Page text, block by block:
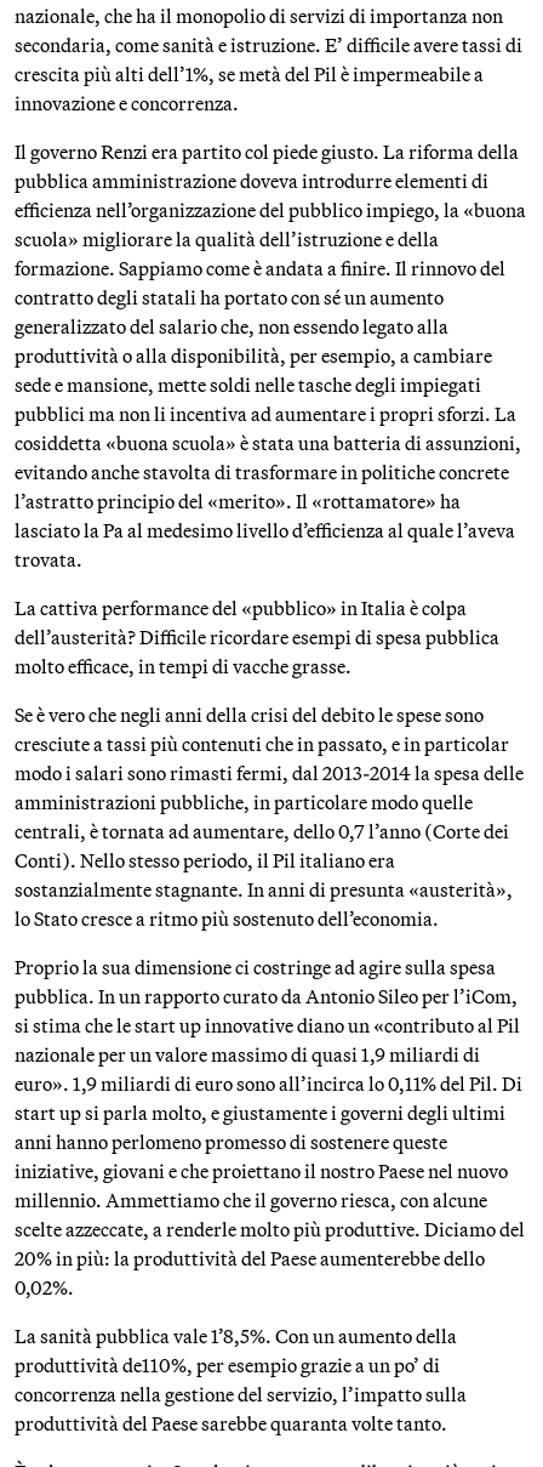
nazionale, che ha il monopolio di servizi di importanza non
secondaria, come sanità e istruzione. E’ difficile avere tassi di
crescita più alti dell’1%, se metà del Pil è impermeabile a
innovazione e concorrenza.
Il governo Renzi era partito col piede giusto. La riforma della
pubblica amministrazione doveva introdurre elementi di
efficienza nell’organizzazione del pubblico impiego, la «buona
scuola» migliorare la qualità dell’istruzione e della
formazione. Sappiamo come è andata a finire. Il rinnovo del
contratto degli statali ha portato con sé un aumento
generalizzato del salario che, non essendo legato alla
produttività o alla disponibilità, per esempio, a cambiare
sede e mansione, mette soldi nelle tasche degli impiegati
pubblici ma non li incentiva ad aumentare i propri sforzi. La
cosiddetta «buona scuola» è stata una batteria di assunzioni,
evitando anche stavolta di trasformare in politiche concrete
l’astratto principio del «merito». Il «rottamatore» ha
lasciato la Pa al medesimo livello d’efficienza al quale l’aveva
trovata.
La cattiva performance del «pubblico» in Italia è colpa
dell’austerità? Difficile ricordare esempi di spesa pubblica
molto efficace, in tempi di vacche grasse.
Se è vero che negli anni della crisi del debito le spese sono
cresciute a tassi più contenuti che in passato, e in particolar
modo i salari sono rimasti fermi, dal 2013-2014 la spesa delle
amministrazioni pubbliche, in particolare modo quelle
centrali, è tornata ad aumentare, dello 0,7 l’anno (Corte dei
Conti). Nello stesso periodo, il Pil italiano era
sostanzialmente stagnante. In anni di presunta «austerità»,
lo Stato cresce a ritmo più sostenuto dell’economia.
Proprio la sua dimensione ci costringe ad agire sulla spesa
pubblica. In un rapporto curato da Antonio Sileo per l’iCom,
si stima che le start up innovative diano un «contributo al Pil
nazionale per un valore massimo di quasi 1,9 miliardi di
euro». 1,9 miliardi di euro sono all’incirca lo 0,11% del Pil. Di
start up si parla molto, e giustamente i governi degli ultimi
anni hanno perlomeno promesso di sostenere queste
iniziative, giovani e che proiettano il nostro Paese nel nuovo
millennio. Ammettiamo che il governo riesca, con alcune
scelte azzeccate, a renderle molto più produttive. Diciamo del
20% in più: la produttività del Paese aumenterebbe dello
0,02%.
La sanità pubblica vale 1’8,5%. Con un aumento della
produttività de110%, per esempio grazie a un po’ di
concorrenza nella gestione del servizio, l’impatto sulla
produttività del Paese sarebbe quaranta volte tanto.